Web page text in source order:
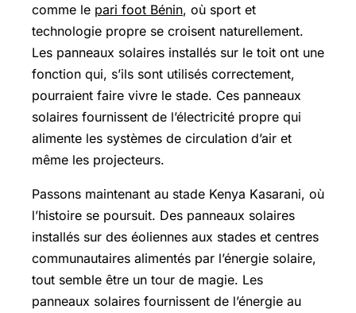
comme le pari foot Bénin, où sport et
technologie propre se croisent naturellement.
Les panneaux solaires installés sur le toit ont une
fonction qui, s’ils sont utilisés correctement,
pourraient faire vivre le stade. Ces panneaux
solaires fournissent de l’électricité propre qui
alimente les systèmes de circulation d’air et
même les projecteurs.
Passons maintenant au stade Kenya Kasarani, où
l’histoire se poursuit. Des panneaux solaires
installés sur des éoliennes aux stades et centres
communautaires alimentés par l’énergie solaire,
tout semble être un tour de magie. Les
panneaux solaires fournissent de l’énergie au